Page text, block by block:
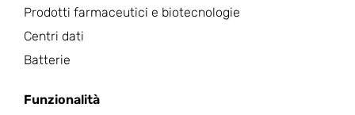
Prodotti farmaceutici e biotecnologie
Centri dati
Batterie
Funzionalità